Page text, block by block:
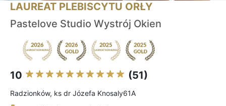
LAUREAT PLEBISCYTU ORŁY
Pastelove Studio Wystrój Okien
10 (51)
Radzionków, ks dr Józefa Knosaly61A